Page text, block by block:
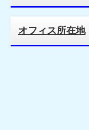
オフィス所在地